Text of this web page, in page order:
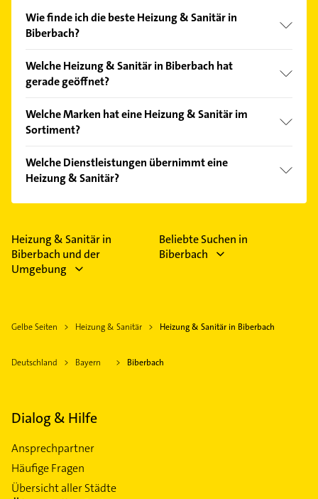
Wie finde ich die beste Heizung & Sanitär in
Biberbach?
Kundenmeinungen und profitieren Sie von den
Empfehlungen. Die Suchergebnisse können Sie sich
Welche Heizung & Sanitär in Biberbach hat
gerade geöffnet?
Bitte beachten Sie, dass diese an Sonn- und
Feiertagen abweichen können.
Welche Marken hat eine Heizung & Sanitär im
Sortiment?
Viessmann.
Welche Dienstleistungen übernimmt eine
Heizung & Sanitär?
Folgende Leistungen werden angeboten: Sanitär,
Heizung & Sanitär in
Biberbach und der
Umgebung
Beliebte Suchen in
Biberbach
Gelbe Seiten Heizung & Sanitär Heizung & Sanitär in Biberbach
Deutschland Bayern Biberbach
Dialog & Hilfe
Ansprechpartner
Häufige Fragen
Übersicht aller Städte